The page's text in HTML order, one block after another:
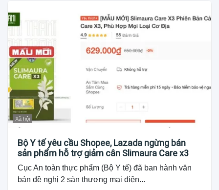
Xã hội
Bộ Y tế yêu cầu Shopee, Lazada ngừng bán
sản phẩm hỗ trợ giảm cân Slimaura Care x3
Cục An toàn thực phẩm (Bộ Y tế) đã ban hành văn
bản đề nghị 2 sàn thương mại điện...